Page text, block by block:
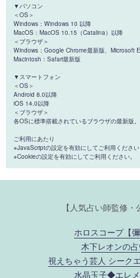
▼パソコン
＜OS＞
Windows：Windows 10 以降
MacOS：MacOS 10.15（Catalina）以降
＜ブラウザ＞
Windows：Google Chrome最新版、Microsoft
Macintosh：Safari最新版
▼スマートフォン
＜OS＞
Android 8.0以降
iOS 14.0以降
＜ブラウザ＞
各OSに標準搭載されているブラウザの最新版。
ご利用にあたり
※JavaScriptの設定を有効にしてご利用ください
※Cookieの設定を有効にしてご利用ください。
【人気占い師監修・
ホロスコープ【
木下レオンの
視えちゃう芸人 シーク
水晶玉子◆エレ